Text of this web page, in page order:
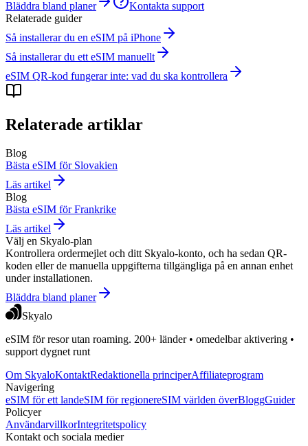
Bläddra bland planer
Kontakta support
Relaterade guider
Så installerar du en eSIM på iPhone
Så installerar du ett eSIM manuellt
eSIM QR-kod fungerar inte: vad du ska kontrollera
Relaterade artiklar
Blog
Bästa eSIM för Slovakien
Läs artikel
Blog
Bästa eSIM för Frankrike
Läs artikel
Välj en Skyalo-plan
Kontrollera ordermejlet och ditt Skyalo-konto, och ha sedan QR-
koden eller de manuella uppgifterna tillgängliga på en annan enhet
under installationen.
Bläddra bland planer
Skyalo
eSIM för resor utan roaming. 200+ länder • omedelbar aktivering •
support dygnet runt
Om SkyaloKontaktRedaktionella principerAffiliateprogram
Navigering
eSIM för ett landeSIM för regionereSIM världen överBloggGuider
Policyer
AnvändarvillkorIntegritetspolicy
Kontakt och sociala medier